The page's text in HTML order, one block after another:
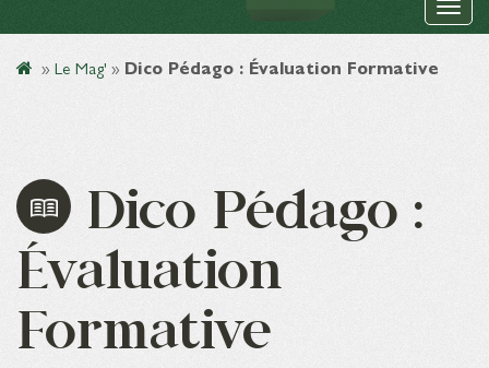
» Le Mag' » Dico Pédago : Évaluation Formative
Dico Pédago :
Évaluation
Formative